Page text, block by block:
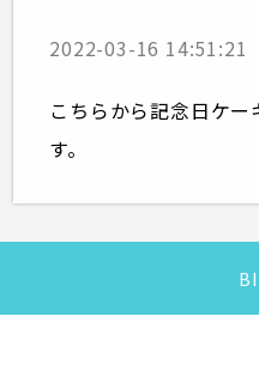
2022-03-16 14:51:21
こちらから記念日ケ
す。